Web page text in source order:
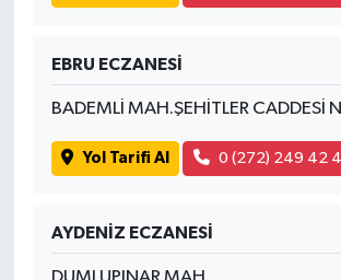
EBRU ECZANESİ
BADEMLİ MAH.ŞEHİTLER CADDESİ
Yol Tarifi Al 0 (272) 249 42
AYDENİZ ECZANESİ